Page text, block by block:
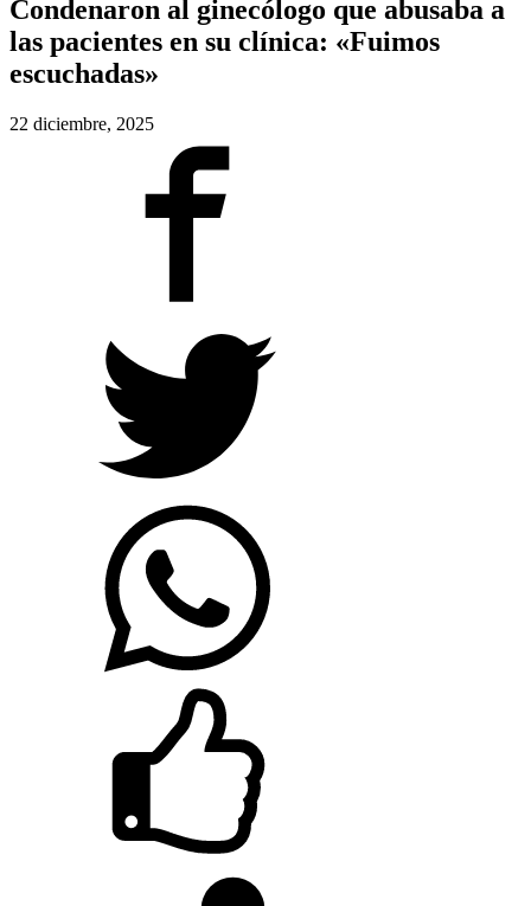
Condenaron al ginecólogo que abusaba a
las pacientes en su clínica: «Fuimos
escuchadas»
22 diciembre, 2025